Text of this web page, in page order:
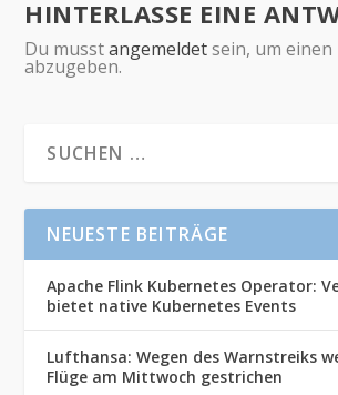
HINTERLASSE EINE
Du musstangemeldetsein, um
abzugeben.
NEUESTE BEITRÄGE
Apache Flink Kubernetes Operator:
bietet native Kubernetes Events
Lufthansa: Wegen des Warnstreiks
Flüge am Mittwoch gestrichen